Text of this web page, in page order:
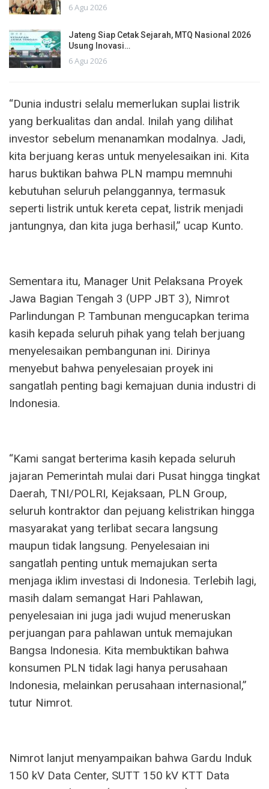
6 Agu 2026
Jateng Siap Cetak Sejarah, MTQ Nasional 2026
Usung Inovasi…
6 Agu 2026
“Dunia industri selalu memerlukan suplai listrik
yang berkualitas dan andal. Inilah yang dilihat
investor sebelum menanamkan modalnya. Jadi,
kita berjuang keras untuk menyelesaikan ini. Kita
harus buktikan bahwa PLN mampu memnuhi
kebutuhan seluruh pelanggannya, termasuk
seperti listrik untuk kereta cepat, listrik menjadi
jantungnya, dan kita juga berhasil,” ucap Kunto.
Sementara itu, Manager Unit Pelaksana Proyek
Jawa Bagian Tengah 3 (UPP JBT 3), Nimrot
Parlindungan P. Tambunan mengucapkan terima
kasih kepada seluruh pihak yang telah berjuang
menyelesaikan pembangunan ini. Dirinya
menyebut bahwa penyelesaian proyek ini
sangatlah penting bagi kemajuan dunia industri di
Indonesia.
“Kami sangat berterima kasih kepada seluruh
jajaran Pemerintah mulai dari Pusat hingga tingkat
Daerah, TNI/POLRI, Kejaksaan, PLN Group,
seluruh kontraktor dan pejuang kelistrikan hingga
masyarakat yang terlibat secara langsung
maupun tidak langsung. Penyelesaian ini
sangatlah penting untuk memajukan serta
menjaga iklim investasi di Indonesia. Terlebih lagi,
masih dalam semangat Hari Pahlawan,
penyelesaian ini juga jadi wujud meneruskan
perjuangan para pahlawan untuk memajukan
Bangsa Indonesia. Kita membuktikan bahwa
konsumen PLN tidak lagi hanya perusahaan
Indonesia, melainkan perusahaan internasional,”
tutur Nimrot.
Nimrot lanjut menyampaikan bahwa Gardu Induk
150 kV Data Center, SUTT 150 kV KTT Data